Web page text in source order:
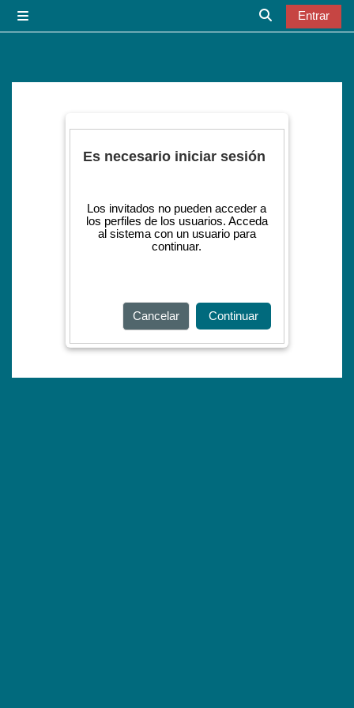
Selector de
Entrar
Es necesario iniciar sesión
Los invitados no pueden acceder a
los perfiles de los usuarios. Acceda
al sistema con un usuario para
continuar.
Cancelar Continuar